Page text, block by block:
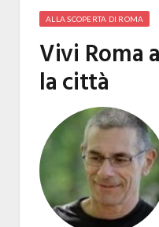
ALLA SCOPERTA DI ROMA
Vivi Roma
la città